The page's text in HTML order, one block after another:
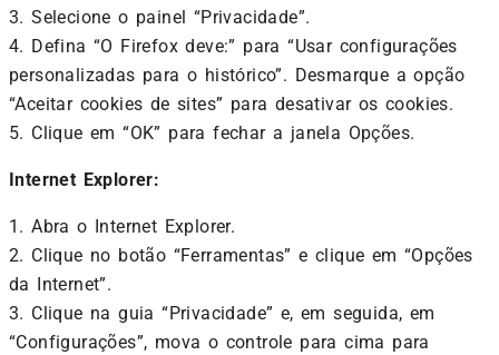
3. Selecione o painel “Privacidade”.
4. Defina “O Firefox deve:” para “Usar configurações
personalizadas para o histórico”. Desmarque a opção
“Aceitar cookies de sites” para desativar os cookies.
5. Clique em “OK” para fechar a janela Opções.
Internet Explorer:
1. Abra o Internet Explorer.
2. Clique no botão “Ferramentas” e clique em “Opções
da Internet”.
3. Clique na guia “Privacidade” e, em seguida, em
“Configurações”, mova o controle para cima para